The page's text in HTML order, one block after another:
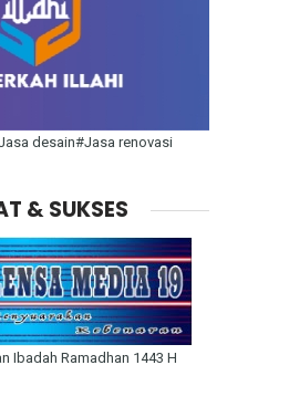
desain#Jasa renovasi
& SUKSES
Ibadah Ramadhan 1443 H